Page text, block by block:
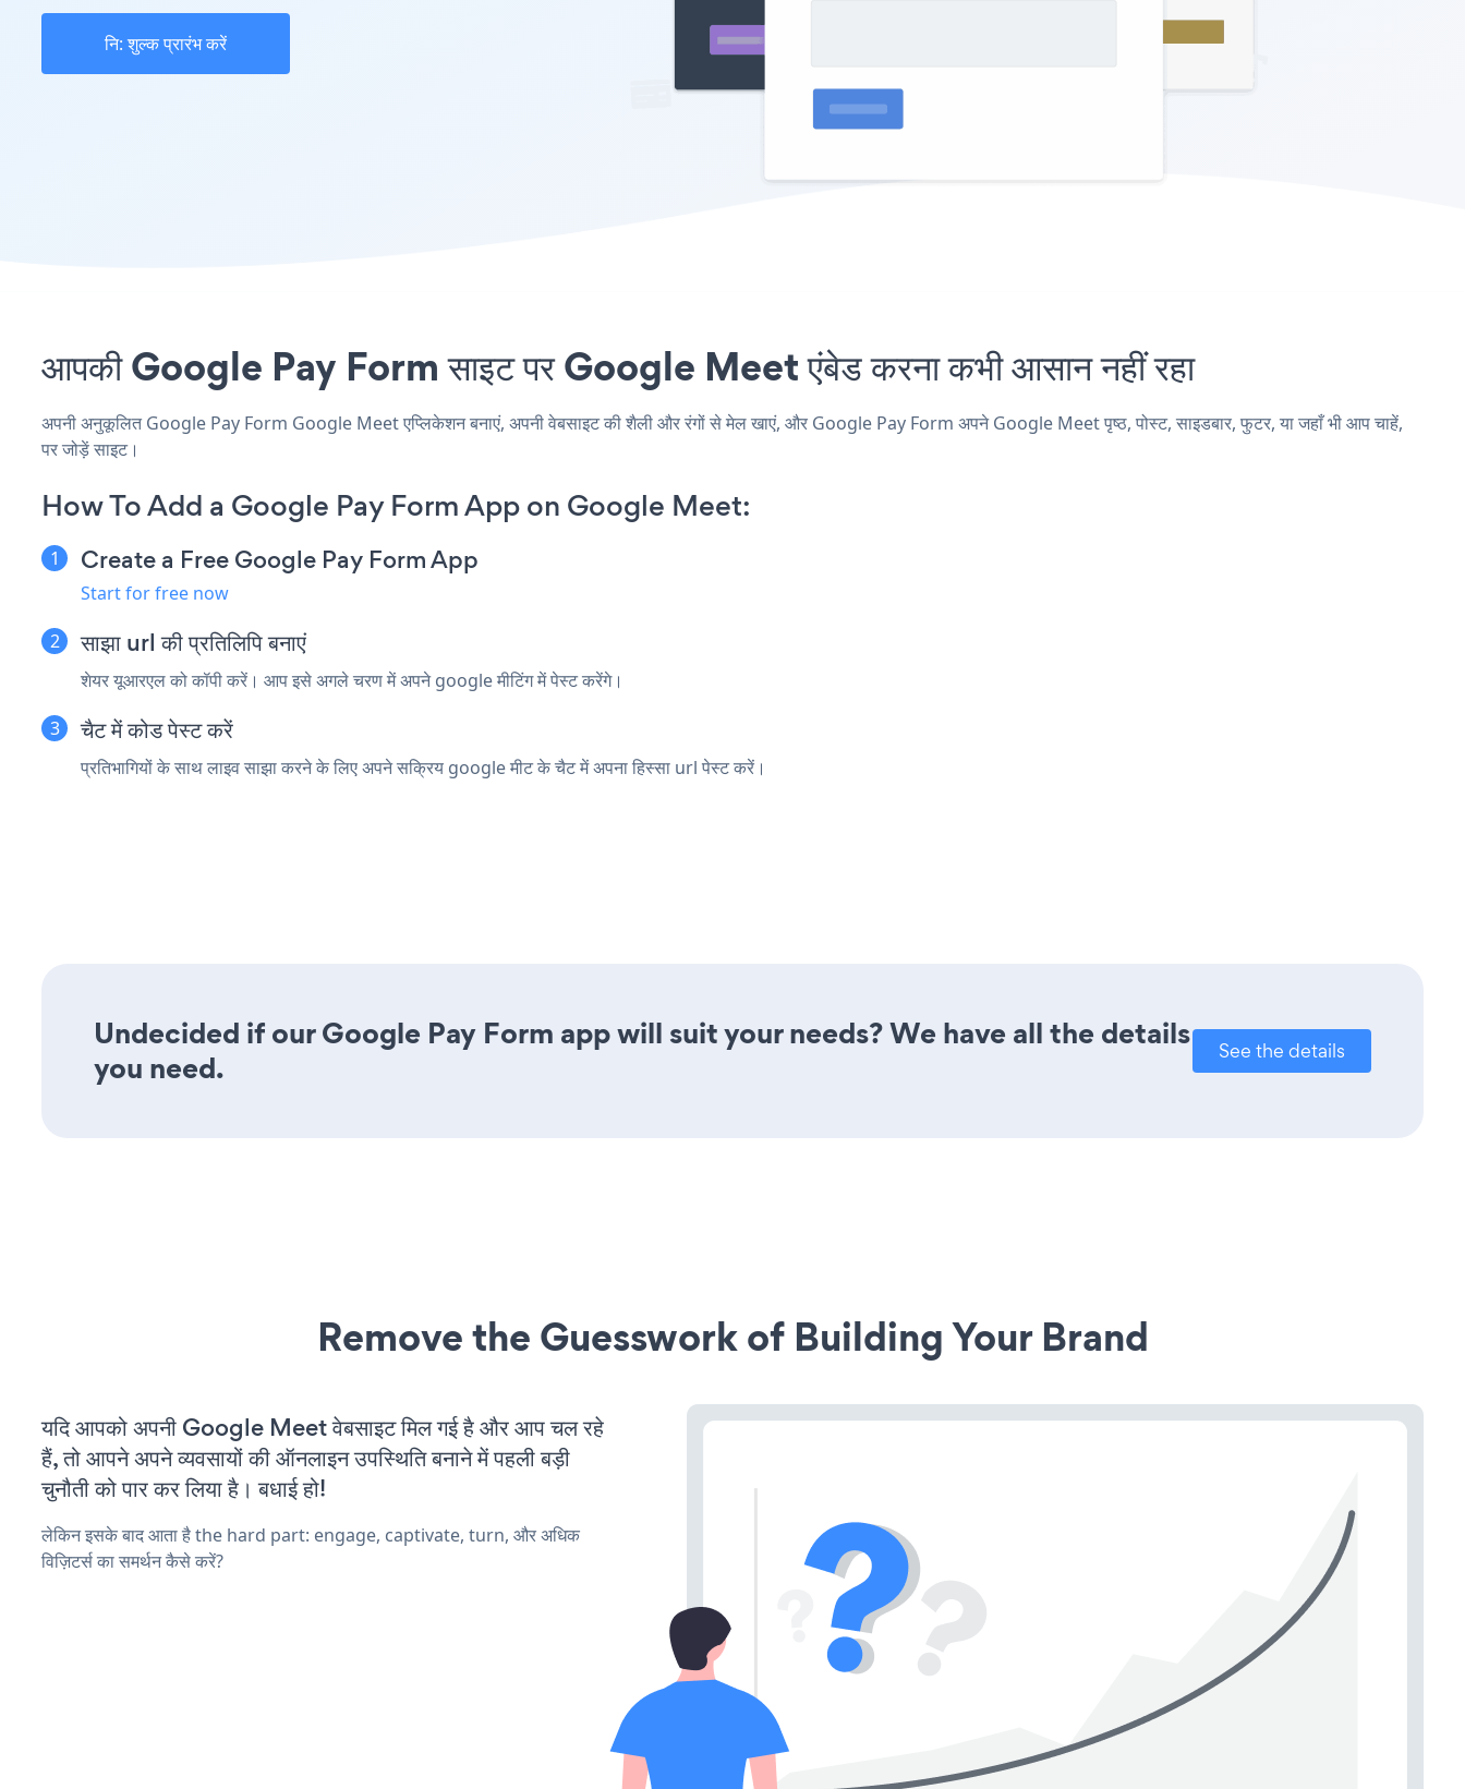
नि: शुल्क प्रारंभ करें
आपकी Google Pay Form साइट पर Google Meet एंबेड करना कभी आसान नहीं रहा
अपनी अनुकूलित Google Pay Form Google Meet एप्लिकेशन बनाएं, अपनी वेबसाइट की शैली और रंगों से मेल खाएं, और Google Pay Form अपने Google Meet पृष्ठ, पोस्ट, साइडबार, फुटर, या जहाँ भी आप चाहें,
पर जोड़ें साइट।
How To Add a Google Pay Form App on Google Meet:
Create a Free Google Pay Form App
Start for free now
साझा url की प्रतिलिपि बनाएं
शेयर यूआरएल को कॉपी करें। आप इसे अगले चरण में अपने google मीटिंग में पेस्ट करेंगे।
चैट में कोड पेस्ट करें
प्रतिभागियों के साथ लाइव साझा करने के लिए अपने सक्रिय google मीट के चैट में अपना हिस्सा url पेस्ट करें।
Undecided if our Google Pay Form app will suit your needs? We have all the details
you need.
See the details
Remove the Guesswork of Building Your Brand
यदि आपको अपनी Google Meet वेबसाइट मिल गई है और आप चल रहे
हैं, तो आपने अपने व्यवसायों की ऑनलाइन उपस्थिति बनाने में पहली बड़ी
चुनौती को पार कर लिया है। बधाई हो!
लेकिन इसके बाद आता है the hard part: engage, captivate, turn, और अधिक
विज़िटर्स का समर्थन कैसे करें?